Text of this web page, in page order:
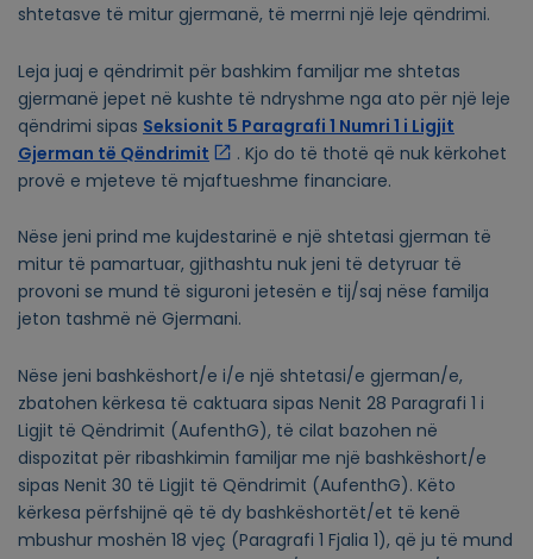
shtetasve të mitur gjermanë, të merrni një leje qëndrimi.
Leja juaj e qëndrimit për bashkim familjar me shtetas
gjermanë jepet në kushte të ndryshme nga ato për një leje
qëndrimi sipas Seksionit 5 Paragrafi 1 Numri 1 i Ligjit
Gjerman të Qëndrimit
. Kjo do të thotë që nuk kërkohet
provë e mjeteve të mjaftueshme financiare.
Nëse jeni prind me kujdestarinë e një shtetasi gjerman të
mitur të pamartuar, gjithashtu nuk jeni të detyruar të
provoni se mund të siguroni jetesën e tij/saj nëse familja
jeton tashmë në Gjermani.
Nëse jeni bashkëshort/e i/e një shtetasi/e gjerman/e,
zbatohen kërkesa të caktuara sipas Nenit 28 Paragrafi 1 i
Ligjit të Qëndrimit (AufenthG), të cilat bazohen në
dispozitat për ribashkimin familjar me një bashkëshort/e
sipas Nenit 30 të Ligjit të Qëndrimit (AufenthG). Këto
kërkesa përfshijnë që të dy bashkëshortët/et të kenë
mbushur moshën 18 vjeç (Paragrafi 1 Fjalia 1), që ju të mund